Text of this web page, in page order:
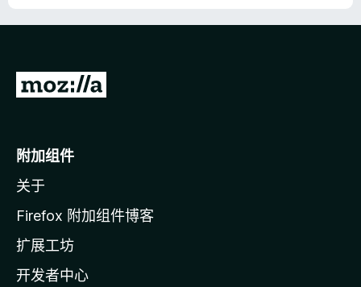
转
o
i
l
a
主
附加组件
关于
Firefox 附加组件博客
扩展工坊
开发者中心